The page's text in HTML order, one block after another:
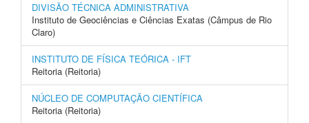
DIVISÃO TÉCNICA ADMINISTRATIVA
Instituto de Geociências e Ciências Exatas (Câmpus de Rio
Claro)
INSTITUTO DE FÍSICA TEÓRICA - IFT
Reitoria (Reitoria)
NÚCLEO DE COMPUTAÇÃO CIENTÍFICA
Reitoria (Reitoria)